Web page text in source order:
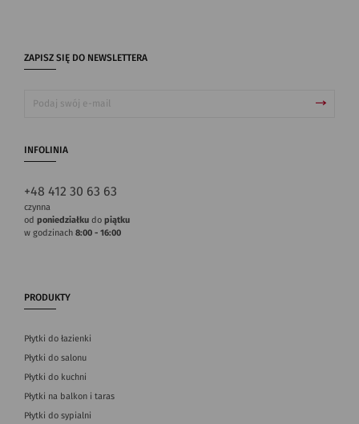
ZAPISZ SIĘ DO NEWSLETTERA
INFOLINIA
+48 412 30 63 63
czynna
od poniedziałku do piątku
w godzinach 8:00 - 16:00
PRODUKTY
Płytki do łazienki
Płytki do salonu
Płytki do kuchni
Płytki na balkon i taras
Płytki do sypialni